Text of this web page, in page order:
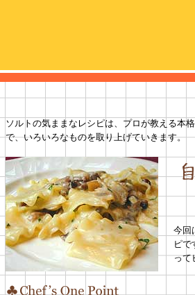
ソルトの気ままなレシピは、プロが教える本
で、いろいろなものを取り上げていきます。
今回
ピで
って